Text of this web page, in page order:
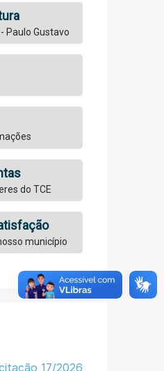
Paulo Gustavo
do TCE
município
17/2026